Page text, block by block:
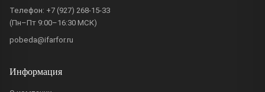
Телефон: +7 (927) 268-15-33
(Пн–Пт 9:00–16:30 МСК)
pobeda@ifarfor.ru
Информация